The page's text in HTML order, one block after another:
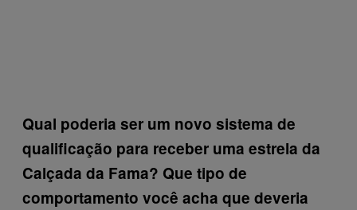
Qual poderia ser um novo sistema de
qualificação para receber uma estrela da
Calçada da Fama? Que tipo de
comportamento você acha que deveria